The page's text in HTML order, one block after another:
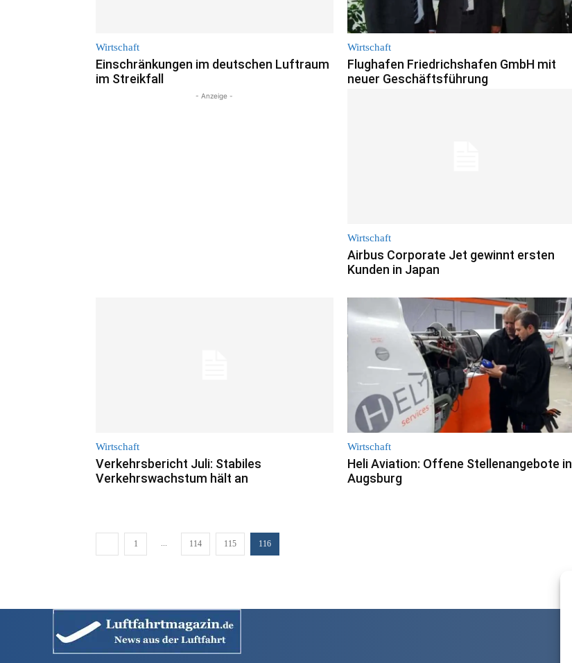
Wirtschaft
Einschränkungen im deutschen Luftraum
im Streikfall
Wirtschaft
Flughafen Friedrichshafen GmbH mit
neuer Geschäftsführung
- Anzeige -
Wirtschaft
Airbus Corporate Jet gewinnt ersten
Kunden in Japan
Wirtschaft
Verkehrsbericht Juli: Stabiles
Verkehrswachstum hält an
Wirtschaft
Heli Aviation: Offene Stellenangebote in
Augsburg
1 ... 114 115 116